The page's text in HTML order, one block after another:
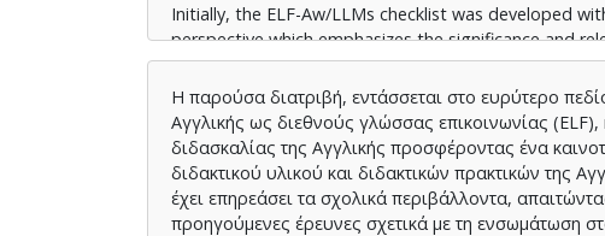
Initially, the ELF-Aw/LLMs checklist was developed
perspective which emphasizes the significance and
convictions in order to address current multicultural
as advocated by ELLMs scholars, and integrates
(WEs), intercultural communication, and
To check the efficacy and potentiality of the ELF-Aw/
with six practitioners and their learners from
namely practitioners’ semi- structured interviews,
Η παρούσα διατριβή, εντάσσεται στο ευρύτερο
Αγγλικής ως διεθνούς γλώσσας επικοινωνίας
διδασκαλίας της Αγγλικής προσφέροντας ένα
διδακτικού υλικού και διδακτικών πρακτικών της
έχει επηρεάσει τα σχολικά περιβάλλοντα,
προηγούμενες έρευνες σχετικά με τη ενσωμάτωση